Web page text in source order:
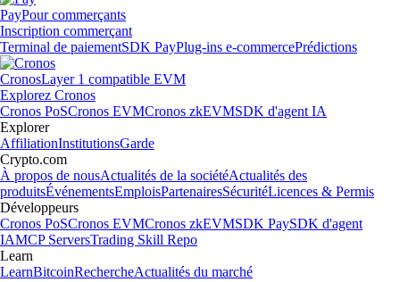
PayPour commerçants
Inscription commerçant
Terminal de paiementSDK PayPlug-ins e-commercePrédictions
CronosLayer 1 compatible EVM
Explorez Cronos
Cronos PoSCronos EVMCronos zkEVMSDK d'agent IA
Explorer
AffiliationInstitutionsGarde
Crypto.com
À propos de nousActualités de la sociétéActualités des
produitsÉvénementsEmploisPartenairesSécuritéLicences & Permis
Développeurs
Cronos PoSCronos EVMCronos zkEVMSDK PaySDK d'agent
IAMCP ServersTrading Skill Repo
Learn
LearnBitcoinRechercheActualités du marché